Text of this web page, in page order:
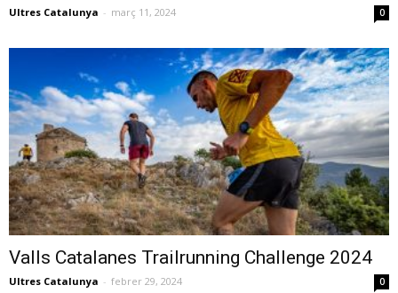
Ultres Catalunya - març 11, 2024 0
Valls Catalanes Trailrunning Challenge 2024
Ultres Catalunya - febrer 29, 2024 0